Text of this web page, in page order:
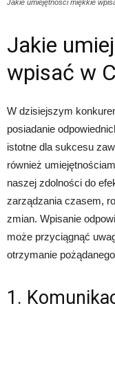
Jakie umiejętności miękkie
Jakie
wpisać w
W dzisiejszym
posiadanie
istotne dla sukcesu
również
naszej zdolności do
zarządzania czasem,
zmian. Wpisanie
może przyciągnąć
otrzymanie
1.